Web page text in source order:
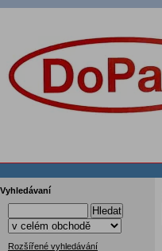
Vyhledávaní
Hledat
Rozšířené vyhledávání